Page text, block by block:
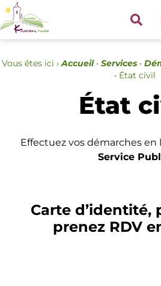
Vous êtes ici › Accueil• Services•
• État civil
État
Effectuez vos démarches en
Service
Carte d’identité,
prenez RDV
Panneau de gestion des cookies